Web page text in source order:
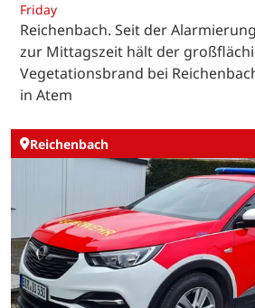
Friday
Reichenbach. Seit der
zur Mittagszeit hält der
Vegetationsbrand bei
in Atem
Reichenbach